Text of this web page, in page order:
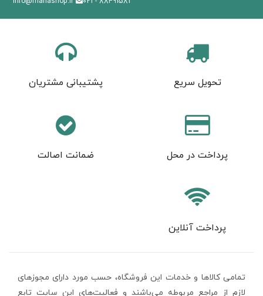
تحویل سریع پشتیبانی مشتریان
پرداخت در محل ضمانت اصالت
پرداخت آنلاین
تمامی كالاها و خدمات اين فروشگاه، حسب مورد دارای مجوزهای
لازم از مراجع مربوطه می‌باشند و فعاليت‌های اين سايت تابع